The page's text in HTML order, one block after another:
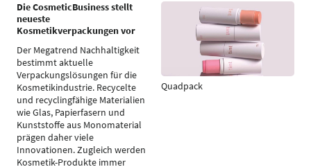
Die CosmeticBusiness stellt
neueste
Kosmetikverpackungen vor
Der Megatrend Nachhaltigkeit
bestimmt aktuelle
Verpackungslösungen für die
Kosmetikindustrie. Recycelte
und recyclingfähige Materialien
wie Glas, Papierfasern und
Kunststoffe aus Monomaterial
prägen daher viele
Innovationen. Zugleich werden
Kosmetik-Produkte immer
Quadpack